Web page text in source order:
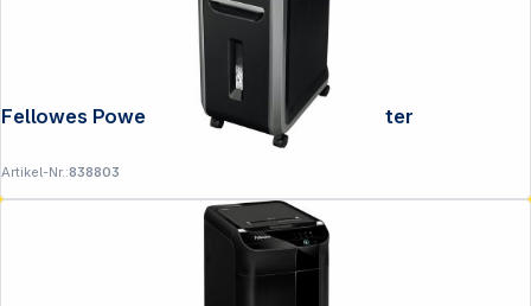
Fellowes Powershred 99Ci Aktenvernichter
Artikel-Nr.:838803